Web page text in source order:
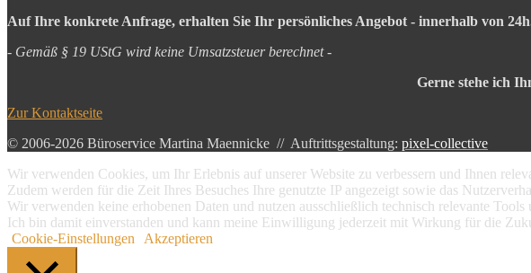
Auf Ihre konkrete Anfrage, erhalten Sie Ihr persönliches Angebot - innerhalb von
- Gemäß § 19 UStG wird keine Umsatzsteuer berechnet -
Gerne stehe ich
Zur Kontaktseite
© 2006-2026 Büroservice Martina Maennicke // Auftrittsgestaltung: pixel-collective
Wir verwenden Cookies, um Ihr Erlebnis auf unserer Website zu verbessern und Ihnen
Zudem werden für die Zeit Ihres Besuches Ihre genutzte IP angezeigt sowie das
Wir verwenden keine erhobenen Daten und nutzen ausschließlich technisch relevante
Ich bin damit einverstanden und kann meine Einwilligung jederzeit mit Wirkung für die
Cookie-Einstellungen
Akzeptieren